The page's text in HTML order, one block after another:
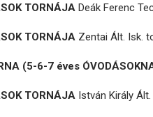
TORNÁJA Deák Ferenc
TORNÁJA Zentai Ált. Isk.
(5-6-7 éves
TORNÁJA István Király